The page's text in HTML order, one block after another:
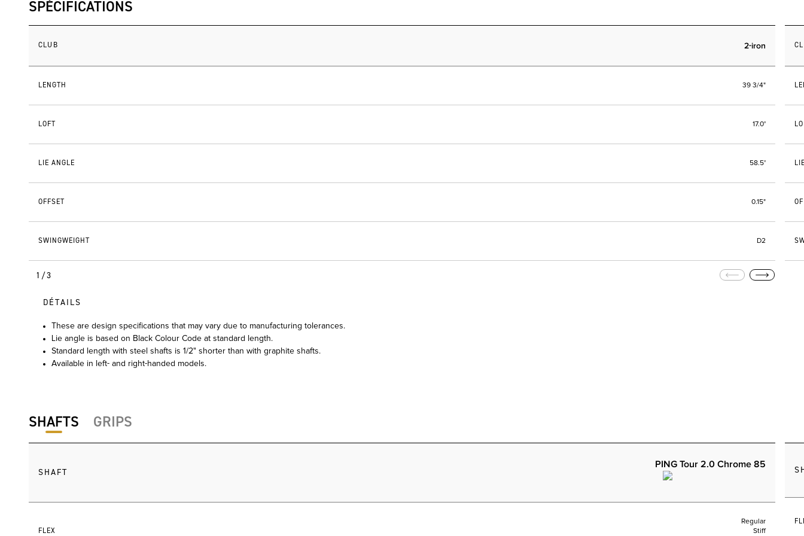
SPÉCIFICATIONS
CLUB 2-iron
LENGTH 39 3/4"
LOFT 17.0°
LIE ANGLE 58.5°
OFFSET 0.15"
SWINGWEIGHT D2
1/3
DÉTAILS
These are design specifications that may vary due to manufacturing tolerances.
Lie angle is based on Black Colour Code at standard length.
Standard length with steel shafts is 1/2" shorter than with graphite shafts.
Available in left- and right-handed models.
SHAFTS GRIPS
SHAFT
PING Tour 2.0 Chrome 85
FLEX
Regular
Stiff